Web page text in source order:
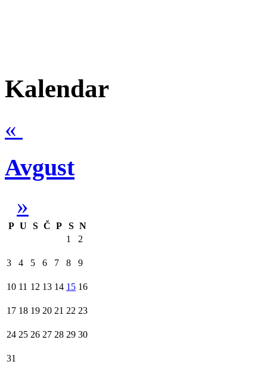
Kalendar
«
Avgust
»
P U S Č P S N
1
2
3 4 5 6 7 8 9
10 11 12 13 14 15 16
17 18 19 20 21 22 23
24 25 26 27 28 29 30
31